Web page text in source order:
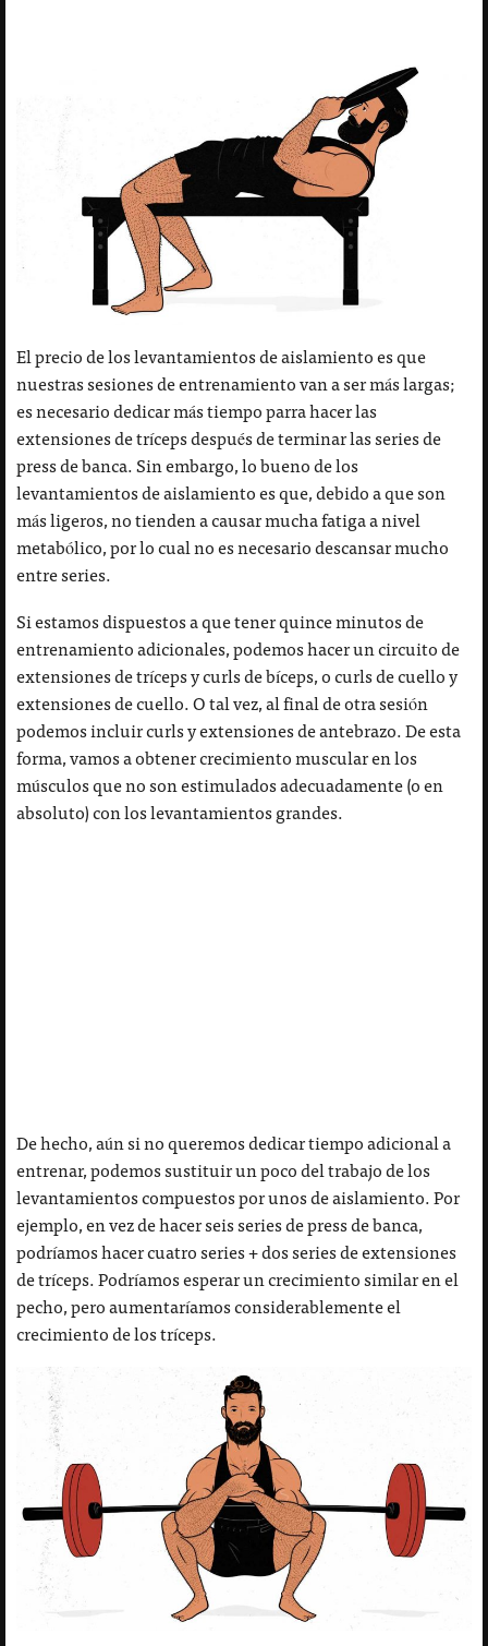
El precio de los levantamientos de aislamiento es que
nuestras sesiones de entrenamiento van a ser más largas;
es necesario dedicar más tiempo parra hacer las
extensiones de tríceps después de terminar las series de
press de banca. Sin embargo, lo bueno de los
levantamientos de aislamiento es que, debido a que son
más ligeros, no tienden a causar mucha fatiga a nivel
metabólico, por lo cual no es necesario descansar mucho
entre series.
Si estamos dispuestos a que tener quince minutos de
entrenamiento adicionales, podemos hacer un circuito de
extensiones de tríceps y curls de bíceps, o curls de cuello y
extensiones de cuello. O tal vez, al final de otra sesión
podemos incluir curls y extensiones de antebrazo. De esta
forma, vamos a obtener crecimiento muscular en los
músculos que no son estimulados adecuadamente (o en
absoluto) con los levantamientos grandes.
De hecho, aún si no queremos dedicar tiempo adicional a
entrenar, podemos sustituir un poco del trabajo de los
levantamientos compuestos por unos de aislamiento. Por
ejemplo, en vez de hacer seis series de press de banca,
podríamos hacer cuatro series + dos series de extensiones
de tríceps. Podríamos esperar un crecimiento similar en el
pecho, pero aumentaríamos considerablemente el
crecimiento de los tríceps.